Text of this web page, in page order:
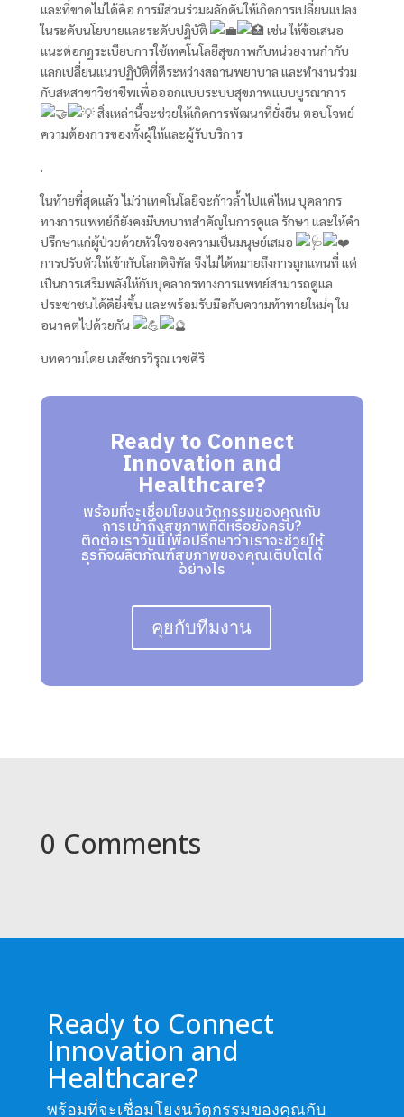
และที่ขาดไม่ได้คือ การมีส่วนร่วมผลักดันให้เกิดการเปลี่ยนแปลง
ในระดับนโยบายและระดับปฏิบัติ
เช่น ให้ข้อเสนอ
แนะต่อกฎระเบียบการใช้เทคโนโลยีสุขภาพกับหน่วยงานกำกับ
แลกเปลี่ยนแนวปฏิบัติที่ดีระหว่างสถานพยาบาล และทำงานร่วม
กับสหสาขาวิชาชีพเพื่อออกแบบระบบสุขภาพแบบบูรณาการ
สิ่งเหล่านี้จะช่วยให้เกิดการพัฒนาที่ยั่งยืน ตอบโจทย์
ความต้องการของทั้งผู้ให้และผู้รับบริการ
.
ในท้ายที่สุดแล้ว ไม่ว่าเทคโนโลยีจะก้าวล้ำไปแค่ไหน บุคลากร
ทางการแพทย์ก็ยังคงมีบทบาทสำคัญในการดูแล รักษา และให้คำ
ปรึกษาแก่ผู้ป่วยด้วยหัวใจของความเป็นมนุษย์เสมอ
การปรับตัวให้เข้ากับโลกดิจิทัล จึงไม่ได้หมายถึงการถูกแทนที่ แต่
เป็นการเสริมพลังให้กับบุคลากรทางการแพทย์สามารถดูแล
ประชาชนได้ดียิ่งขึ้น และพร้อมรับมือกับความท้าทายใหม่ๆ ใน
อนาคตไปด้วยกัน
บทความโดย เภสัชกรวิรุณ เวชศิริ
Ready to Connect
Innovation and
Healthcare?
พร้อมที่จะเชื่อมโยงนวัตกรรมของคุณกับ
การเข้าถึงสุขภาพที่ดีหรือยังครับ?
ติดต่อเราวันนี้เพื่อปรึกษาว่าเราจะช่วยให้
ธุรกิจผลิตภัณฑ์สุขภาพของคุณเติบโตได้
อย่างไร
คุยกับทีมงาน
0 Comments
Ready to Connect
Innovation and
Healthcare?
พร้อมที่จะเชื่อมโยงนวัตกรรมของคุณกับ